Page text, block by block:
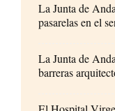
La Junta de
pasarelas en el
La Junta de
barreras